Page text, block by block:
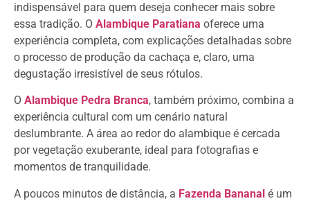
indispensável para quem deseja conhecer mais sobre
essa tradição. O Alambique Paratiana oferece uma
experiência completa, com explicações detalhadas sobre
o processo de produção da cachaça e, claro, uma
degustação irresistível de seus rótulos.
O Alambique Pedra Branca, também próximo, combina a
experiência cultural com um cenário natural
deslumbrante. A área ao redor do alambique é cercada
por vegetação exuberante, ideal para fotografias e
momentos de tranquilidade.
A poucos minutos de distância, a Fazenda Bananal é um